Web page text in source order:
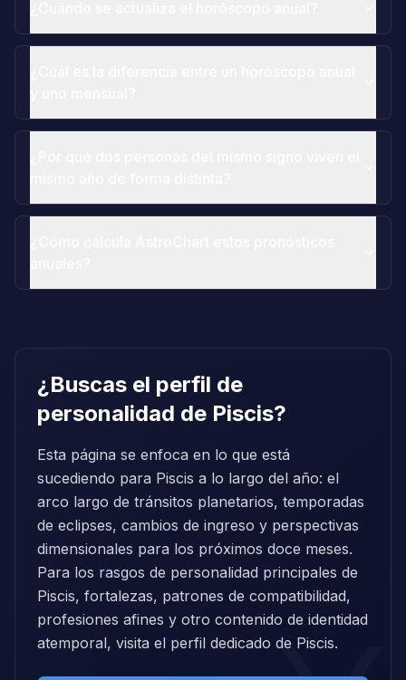
¿Buscas el perfil de
personalidad de Piscis?
Esta página se enfoca en lo que está
sucediendo para Piscis a lo largo del año: el
arco largo de tránsitos planetarios, temporadas
de eclipses, cambios de ingreso y perspectivas
dimensionales para los próximos doce meses.
Para los rasgos de personalidad principales de
Piscis, fortalezas, patrones de compatibilidad,
profesiones afines y otro contenido de identidad
atemporal, visita el perfil dedicado de Piscis.